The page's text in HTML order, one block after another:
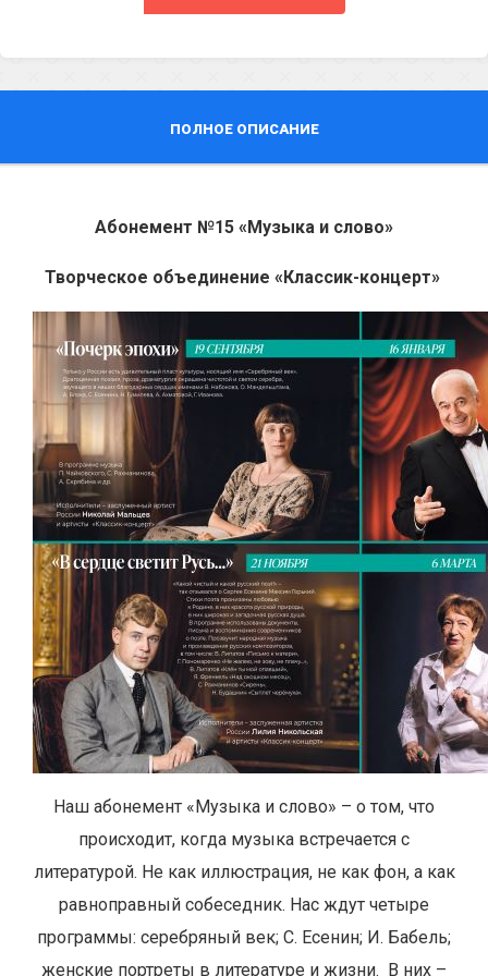
ПОЛНОЕ ОПИСАНИЕ
Абонемент №15 «Музыка и слово»
Творческое объединение «Классик-концерт»
Наш абонемент «Музыка и слово» – о том, что
происходит, когда музыка встречается с
литературой. Не как иллюстрация, не как фон, а как
равноправный собеседник. Нас ждут четыре
программы: серебряный век; С. Есенин; И. Бабель;
женские портреты в литературе и жизни. В них –